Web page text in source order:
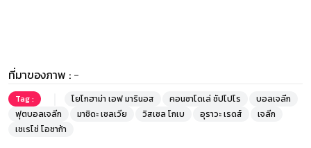
ที่มาของภาพ : -
Tag : โยโกฮาม่า เอฟ มารินอส คอนซาโดเล่ ซัปโปโร
บอลเจลีก
ฟุตบอลเจลีก
มาชิดะ เซลเวีย วิสเซล โกเบ อุราวะ เรดส์
เจลีก
เซเรโซ่ โอซาก้า